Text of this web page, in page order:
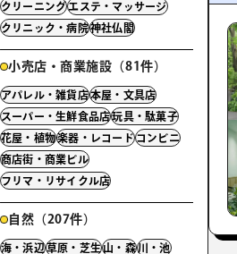
クリーニングエステ・マッサージ
クリニック・病院神社仏閣
小売店・商業施設（81件）
アパレル・雑貨店本屋・文具店
スーパー・生鮮食品店玩具・駄菓子
花屋・植物楽器・レコードコンビニ
商店街・商業ビル
フリマ・リサイクル店
自然（207件）
海・浜辺草原・芝生山・森川・池